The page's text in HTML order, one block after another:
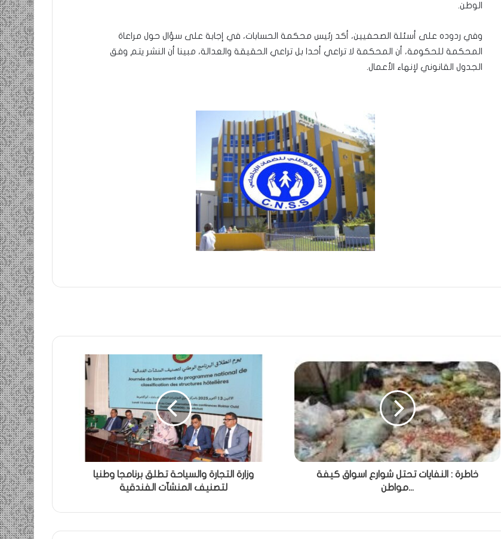
الوطن.
وفي ردوده على أسئلة الصحفيين، أكد رئيس محكمة الحسابات، في إجابة على سؤال حول مراعاة
المحكمة للحكومة، أن المحكمة لا تراعي أحدا بل تراعي الحقيقة والعدالة، مبينا أن النشر يتم وفق
الجدول القانوني لإنهاء الأعمال.
خاطرة : النفايات تحتل شوارع اسواق كيفة
...مواطن
وزارة التجارة والسياحة تطلق برنامجا وطنيا
لتصنيف المنشآت الفندقية